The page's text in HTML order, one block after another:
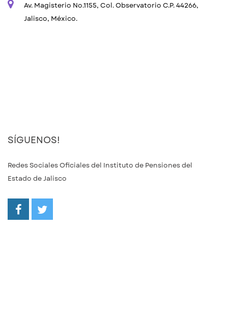
Av. Magisterio No.1155, Col. Observatorio C.P. 44266,
Jalisco, México.
SÍGUENOS!
Redes Sociales Oficiales del Instituto de Pensiones del
Estado de Jalisco